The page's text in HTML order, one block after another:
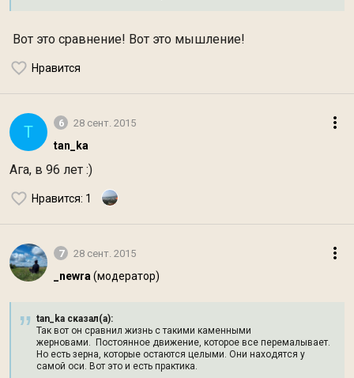
Вот это сравнение! Вот это мышление!
Нравится
T 6 28 сент. 2015
tan_ka
Ага, в 96 лет :)
Нравится: 1
7 28 сент. 2015
_newra (модератор)
tan_ka сказал(а):
Так вот он сравнил жизнь с такими каменными
жерновами. Постоянное движение, которое все перемалывает.
Но есть зерна, которые остаются целыми. Они находятся у
самой оси. Вот это и есть практика.